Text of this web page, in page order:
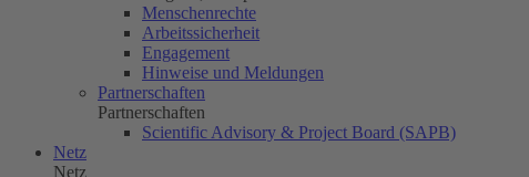
Menschenrechte
Arbeitssicherheit
Engagement
Hinweise und Meldungen
Partnerschaften
Partnerschaften
Scientific Advisory & Project Board (SAPB)
Netz
Netz